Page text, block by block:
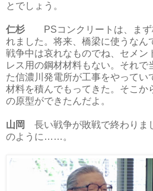
とでしょう。
仁杉
PSコンクリートは、まず
れました。将来、橋梁に使うなん
戦争中は哀れなものでね、セメン
レス用の鋼材材料もない。それで
た信濃川発電所が工事をやってい
材料を積んでもってきた。そこか
の原型ができたんだよ。
山岡
長い戦争が敗戦で終わりま
のように……。